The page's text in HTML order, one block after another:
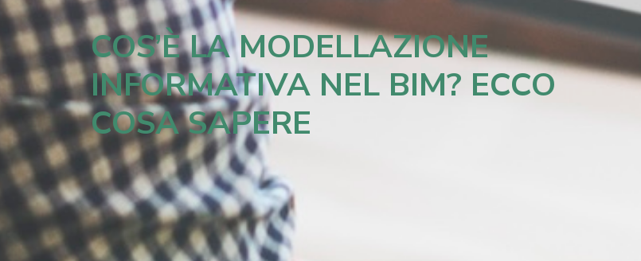
COS’È LA MODELLAZIONE
INFORMATIVA NEL BIM? ECCO
COSA SAPERE